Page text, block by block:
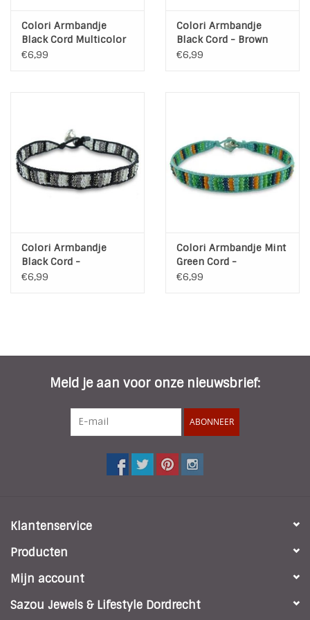
Colori Armbandje
Black Cord Multicolor
€6,99
Colori Armbandje
Black Cord - Brown
€6,99
Colori Armbandje
Black Cord -
Black/White
€6,99
Colori Armbandje Mint
Green Cord -
Multicolor
€6,99
Meld je aan voor onze nieuwsbrief:
ABONNEER
Klantenservice
Producten
Mijn account
Sazou Jewels & Lifestyle Dordrecht